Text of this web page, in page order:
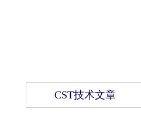
CST技术文章